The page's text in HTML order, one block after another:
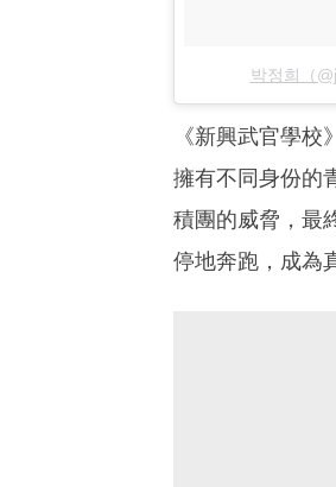
박정희（
《新興武官學
擁有不同身份的
積團的威脅，最
停地奔跑，成為